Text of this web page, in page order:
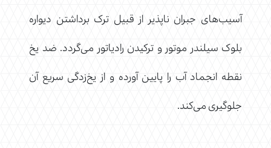
آسیب‌های جبران ناپذیر از قبیل ترک برداشتن دیواره
بلوک سیلندر موتور و ترکیدن رادیاتور می‌گردد. ضد یخ
نقطه انجماد آب را پایین آورده و از یخ‌زدگی سریع آن
جلوگیری می‌کند.